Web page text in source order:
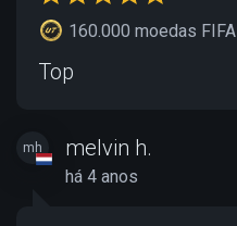
160.000 moedas FIFA
Top
mh melvin h.
há 4 anos